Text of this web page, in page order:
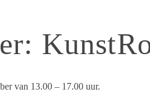
van 13.00 – 17.00 uur.